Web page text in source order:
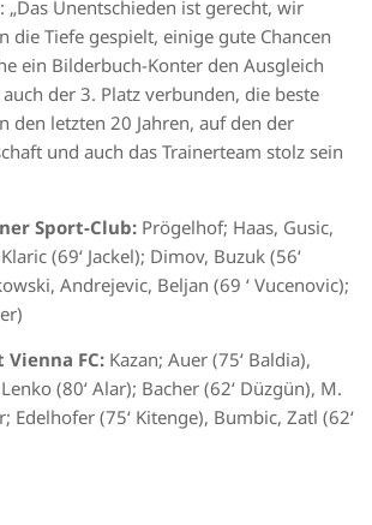
„Das Unentschieden ist gerecht, wir
die Tiefe gespielt, einige gute Chancen
ein Bilderbuch-Konter den Ausgleich
der 3. Platz verbunden, die beste
den letzten 20 Jahren, auf den der
und auch das Trainerteam stolz sein
Sport-Club: Prögelhof; Haas, Gusic,
(69‘ Jackel); Dimov, Buzuk (56‘
Andrejevic, Beljan (69 ‘ Vucenovic);
FC: Kazan; Auer (75‘ Baldia),
(80‘ Alar); Bacher (62‘ Düzgün), M.
Edelhofer (75‘ Kitenge), Bumbic, Zatl (62‘